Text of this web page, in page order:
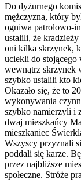
Do dyżurnego
mężczyzna, który
ogniwa patrolowo-
ustalili, że
oni kilka skrzynek,
uciekli do stojącego
wewnątrz skrzynek
szybko ustalili kto
Okazało się, że to
wykonywania
szybko namierzyli i
dwaj mieszkańcy
mieszkaniec
Wszyscy przyznali
poddali się karze.
przez najbliższe
społeczne. Stróże